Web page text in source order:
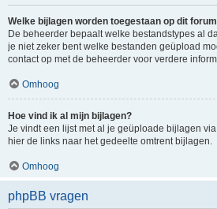
Welke bijlagen worden toegestaan op dit
De beheerder bepaalt welke bestandstypes al
je niet zeker bent welke bestanden geüpload
contact op met de beheerder voor verdere
Omhoog
Hoe vind ik al mijn bijlagen?
Je vindt een lijst met al je geüploade bijlagen
hier de links naar het gedeelte omtrent bijlagen.
Omhoog
phpBB vragen